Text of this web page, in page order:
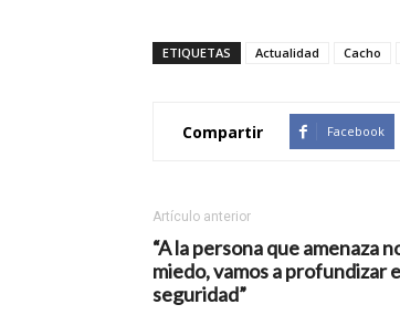
ETIQUETAS Actualidad Cacho
Compartir Facebook
Artículo anterior
“A la persona que amenaza
miedo, vamos a profundizar
seguridad”